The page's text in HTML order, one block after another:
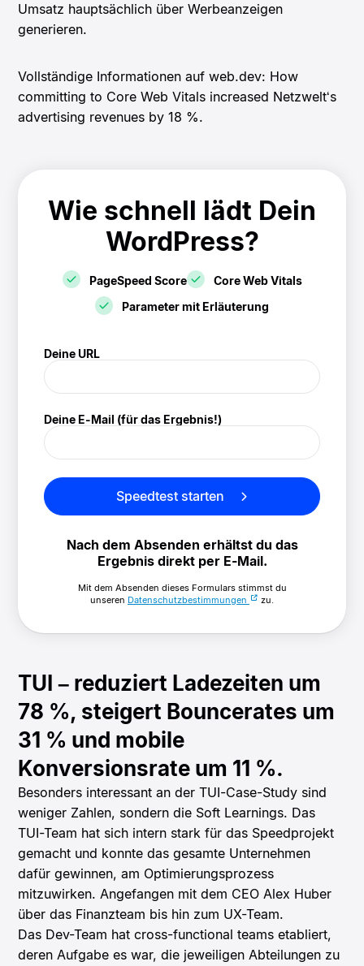
Umsatz hauptsächlich über Werbeanzeigen
generieren.
Vollständige Informationen auf web.dev: How
committing to Core Web Vitals increased Netzwelt‘s
advertising revenues by 18 %.
Wie schnell lädt Dein
WordPress?
PageSpeed Score
Core Web Vitals
Parameter mit Erläuterung
(/speedtest)
Deine URL
Deine E-Mail (für das Ergebnis!)
Speedtest starten
Nach dem Absenden erhältst du das
Ergebnis direkt per E-Mail.
Mit dem Absenden dieses Formulars stimmst du
unseren Datenschutzbestimmungen zu.
TUI – reduziert Ladezeiten um
78 %, steigert Bouncerates um
31 % und mobile
Konversionsrate um 11 %.
Besonders interessant an der TUI-Case-Study sind
weniger Zahlen, sondern die Soft Learnings. Das
TUI-Team hat sich intern stark für das Speedprojekt
gemacht und konnte das gesamte Unternehmen
dafür gewinnen, am Optimierungsprozess
mitzuwirken. Angefangen mit dem CEO Alex Huber
über das Finanzteam bis hin zum UX-Team.
Das Dev-Team hat cross-functional teams etabliert,
deren Aufgabe es war, die jeweiligen Abteilungen zu